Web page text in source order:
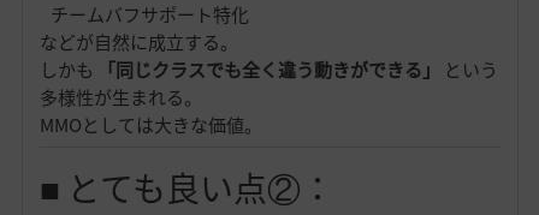
チームバフサポート特化
などが自然に成立する。
しかも
「同じクラスでも全く違う動きができる」
という
多様性が生まれる。
MMOとしては大きな価値。
■ とても良い点②：